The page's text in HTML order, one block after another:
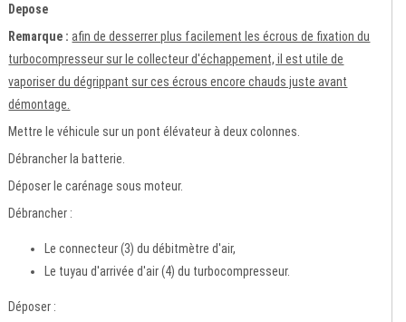
Depose
Remarque :afin de desserrer plus facilement les écrous de fixation du
turbocompresseur sur le collecteur d'échappement, il est utile de
vaporiser du dégrippant sur ces écrous encore chauds juste avant
démontage.
Mettre le véhicule sur un pont élévateur à deux colonnes.
Débrancher la batterie.
Déposer le carénage sous moteur.
Débrancher :
Le connecteur (3) du débitmètre d'air,
Le tuyau d'arrivée d'air (4) du turbocompresseur.
Déposer :